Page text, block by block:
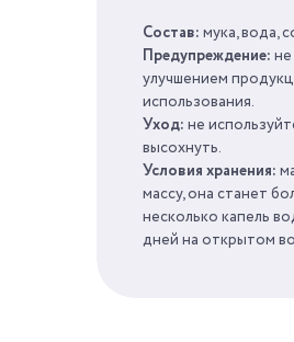
Состав: мука, вода,
Предупреждение:
улучшением
использования.
Уход: не
высохнуть.
Условия хранения:
массу, она станет
несколько капель
дней на открытом